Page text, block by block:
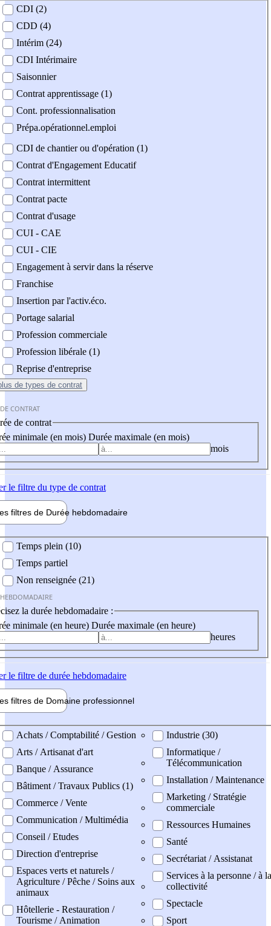
contrat
CDI (2)
CDD (4)
Intérim (24)
CDI Intérimaire
Saisonnier
Contrat apprentissage (1)
Cont. professionnalisation
Prépa.opérationnel.emploi
CDI de chantier ou d'opération (1)
Contrat d'Engagement Educatif
Contrat intermittent
Contrat pacte
Contrat d'usage
CUI - CAE
CUI - CIE
Engagement à servir dans la réserve
Franchise
Insertion par l'activ.éco.
Portage salarial
Profession commerciale
Profession libérale (1)
Reprise d'entreprise
de types de contrat
CONTRAT
de contrat
minimale (en mois) Durée maximale (en mois)
mois
le filtre du type de contrat
filtres de Durée hebdomadaire
Temps plein (10)
Temps partiel
Non renseignée (21)
la durée hebdomadaire :
minimale (en heure) Durée maximale (en heure)
heures
le filtre de durée hebdomadaire
filtres de Domaine professionnel
professionel
Achats / Comptabilité / Gestion
Arts / Artisanat d'art
Banque / Assurance
Bâtiment / Travaux Publics (1)
Commerce / Vente
Communication / Multimédia
Conseil / Etudes
Direction d'entreprise
Espaces verts et naturels /
Agriculture / Pêche / Soins aux
animaux
Hôtellerie - Restauration /
Tourisme / Animation
Industrie (30)
Informatique /
Télécommunication
Installation / Maintenance
Marketing / Stratégie
commerciale
Ressources Humaines
Santé
Secrétariat / Assistanat
Services à la personne / à la
collectivité
Spectacle
Sport